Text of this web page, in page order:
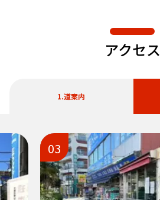
アクセス
1.道案内
03